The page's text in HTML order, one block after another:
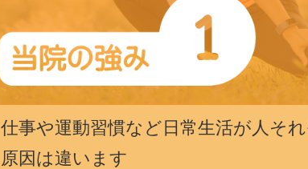
仕事や運動習慣など日常生活が人そ
原因は違います